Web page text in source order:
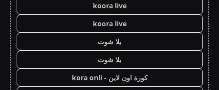
koora live
koora live
يلا شوت
يلا شوت
كورة اون لاين - kora onli